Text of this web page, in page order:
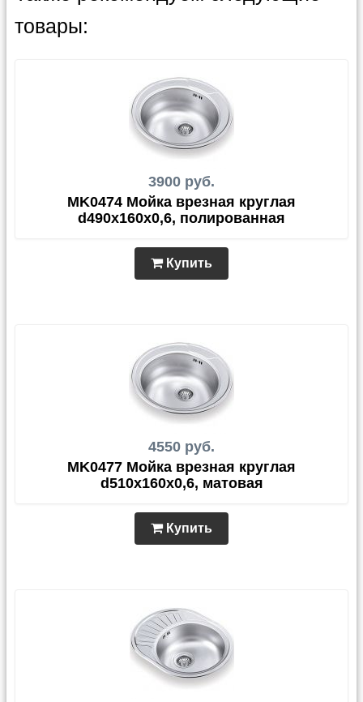
товары:
3900 руб.
MK0474 Мойка врезная круглая
d490х160х0,6, полированная
Купить
4550 руб.
MK0477 Мойка врезная круглая
d510х160х0,6, матовая
Купить